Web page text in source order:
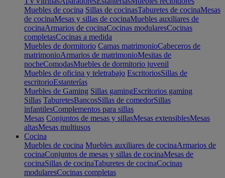
Muebles de cocina Sillas de cocinasTaburetes de cocinaMesas
de cocinaMesas y sillas de cocinaMuebles auxiliares de
cocinaArmarios de cocinaCocinas modularesCocinas
completasCocinas a medida
Muebles de dormitorio Camas matrimonioCabeceros de
matrimonioArmarios de matrimonioMesitas de
nocheComodasMuebles de dormitorio juvenil
Muebles de oficina y teletrabajo EscritoriosSillas de
escritorioEstanterías
Muebles de Gaming Sillas gamingEscritorios gaming
Sillas TaburetesBancosSillas de comedorSillas
infantilesComplementos para sillas
Mesas Conjuntos de mesas y sillasMesas extensiblesMesas
altasMesas multiusos
Cocina
Muebles de cocina Muebles auxiliares de cocinaArmarios de
cocinaConjuntos de mesas y sillas de cocinaMesas de
cocinaSillas de cocinaTaburetes de cocinaCocinas
modularesCocinas completas